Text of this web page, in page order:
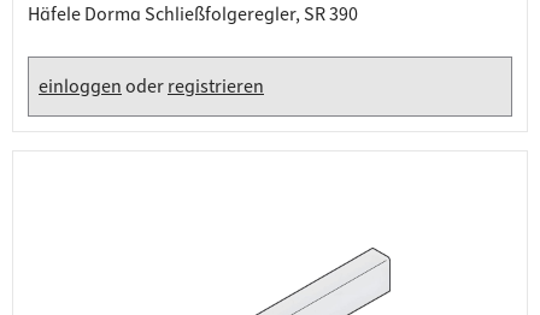
Häfele Dorma Schließfolgeregler, SR 390
einloggenoderregistrieren